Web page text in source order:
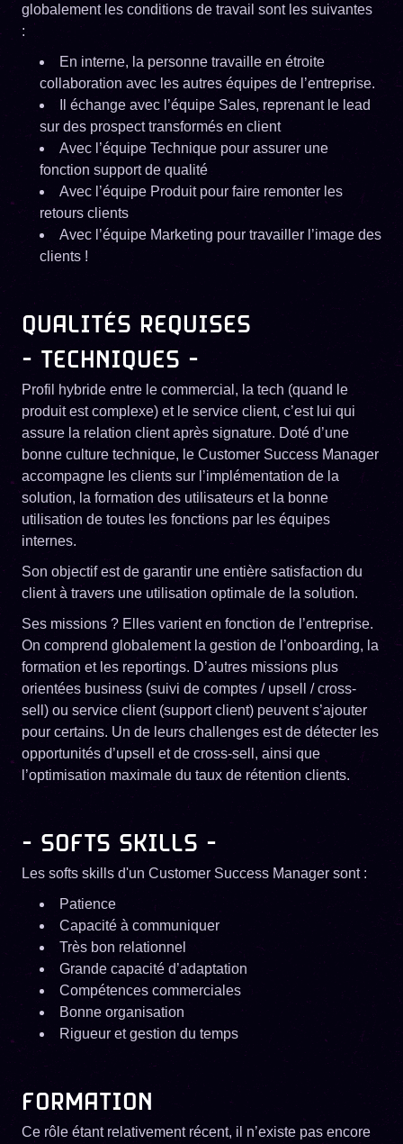
globalement les conditions de travail sont les suivantes
:
En interne, la personne travaille en étroite
collaboration avec les autres équipes de l’entreprise.
Il échange avec l’équipe Sales, reprenant le lead
sur des prospect transformés en client
Avec l’équipe Technique pour assurer une
fonction support de qualité
Avec l’équipe Produit pour faire remonter les
retours clients
Avec l’équipe Marketing pour travailler l’image des
clients !
QUALITÉS REQUISES
- TECHNIQUES -
Profil hybride entre le commercial, la tech (quand le
produit est complexe) et le service client, c’est lui qui
assure la relation client après signature. Doté d’une
bonne culture technique, le Customer Success Manager
accompagne les clients sur l’implémentation de la
solution, la formation des utilisateurs et la bonne
utilisation de toutes les fonctions par les équipes
internes.
Son objectif est de garantir une entière satisfaction du
client à travers une utilisation optimale de la solution.
Ses missions ? Elles varient en fonction de l’entreprise.
On comprend globalement la gestion de l’onboarding, la
formation et les reportings. D’autres missions plus
orientées business (suivi de comptes / upsell / cross-
sell) ou service client (support client) peuvent s’ajouter
pour certains. Un de leurs challenges est de détecter les
opportunités d’upsell et de cross-sell, ainsi que
l’optimisation maximale du taux de rétention clients.
- SOFTS SKILLS -
Les softs skills d'un Customer Success Manager sont :
Patience
Capacité à communiquer
Très bon relationnel
Grande capacité d’adaptation
Compétences commerciales
Bonne organisation
Rigueur et gestion du temps
FORMATION
Ce rôle étant relativement récent, il n’existe pas encore